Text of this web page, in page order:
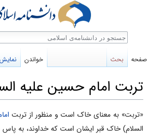
تربت امام حسین علیه
پرش
به
پرش
به
«تربت» به معنای خاک است و منظور از تربت
السلام) خاک قبر ایشان است که خداوند، به
صفحه بحث خواندن
جستجو